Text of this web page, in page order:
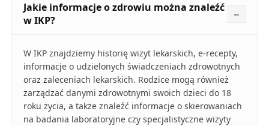
Jakie informacje o zdrowiu można znaleźć
w IKP?
W IKP znajdziemy historię wizyt lekarskich, e-recepty,
informacje o udzielonych świadczeniach zdrowotnych
oraz zaleceniach lekarskich. Rodzice mogą również
zarządzać danymi zdrowotnymi swoich dzieci do 18
roku życia, a także znaleźć informacje o skierowaniach
na badania laboratoryjne czy specjalistyczne wizyty